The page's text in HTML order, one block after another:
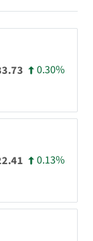
0.30%
0.13%